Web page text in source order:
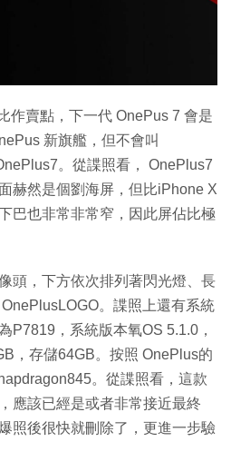
作賣點，下一代 OnePus 7 會是
新旗艦，但不會叫
。從諜照看， OnePlus7
赫然是個劉海屏，但比iPhone X
巴也非常非常窄，因此屏佔比極
頭，下方依次排列著閃光燈、長
。諜照上還有系統
P7819，系統版本氧OS 5.1.0，
，存儲64GB。按照 OnePlus的
。從諜照看，這款
應該已經是或者非常接近最終
照後很快就刪除了，更進一步驗